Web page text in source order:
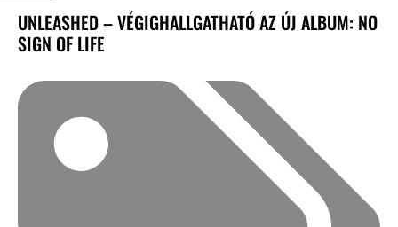
UNLEASHED – VÉGIGHALLGATHATÓ AZ ÚJ ALBUM: NO
SIGN OF LIFE